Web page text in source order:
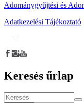
Adománygyűjtési és
Adatkezelési Tájékoztató
Keresés űrlap